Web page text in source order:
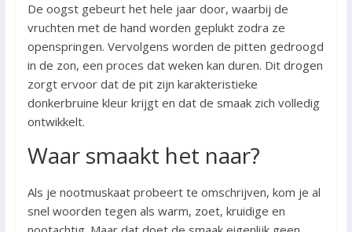
De oogst gebeurt het hele jaar door, waarbij de
vruchten met de hand worden geplukt zodra ze
openspringen. Vervolgens worden de pitten gedroogd
in de zon, een proces dat weken kan duren. Dit drogen
zorgt ervoor dat de pit zijn karakteristieke
donkerbruine kleur krijgt en dat de smaak zich volledig
ontwikkelt.
Waar smaakt het naar?
Als je nootmuskaat probeert te omschrijven, kom je al
snel woorden tegen als warm, zoet, kruidige en